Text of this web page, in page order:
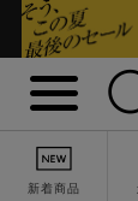
新着商品